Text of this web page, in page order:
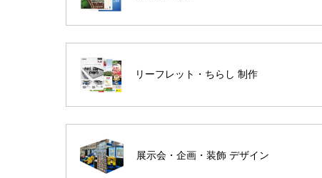
リーフレット・ちらし 制作
展示会・企画・装飾 デザイン